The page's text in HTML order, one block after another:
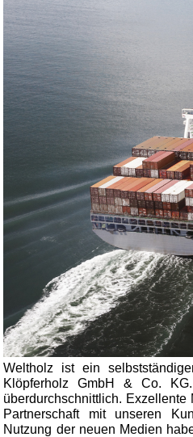
Weltholz ist ein
Klöpferholz GmbH & Co.
überdurchschnittlich.
Partnerschaft mit unseren
Nutzung der neuen Medien